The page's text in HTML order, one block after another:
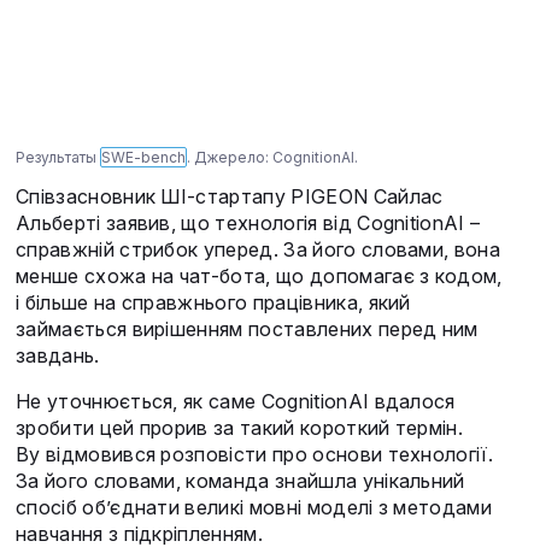
Результаты SWE-bench . Джерело: CognitionAI.
Співзасновник ШІ-стартапу PIGEON Сайлас
Альберті заявив, що технологія від CognitionAI –
справжній стрибок уперед. За його словами, вона
менше схожа на чат-бота, що допомагає з кодом,
і більше на справжнього працівника, який
займається вирішенням поставлених перед ним
завдань.
Не уточнюється, як саме CognitionAI вдалося
зробити цей прорив за такий короткий термін.
Ву відмовився розповісти про основи технології.
За його словами, команда знайшла унікальний
спосіб об’єднати великі мовні моделі з методами
навчання з підкріпленням.